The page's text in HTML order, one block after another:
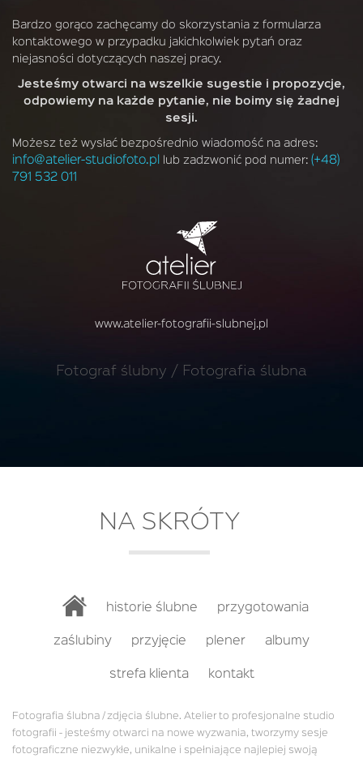
Bardzo gorąco zachęcamy do skorzystania z formularza
kontaktowego w przypadku jakichkolwiek pytań oraz
niejasności dotyczących naszej pracy.
Jesteśmy otwarci na wszelkie sugestie i propozycje,
odpowiemy na każde pytanie, nie boimy się żadnej
sesji.
Możesz też wysłać bezpośrednio wiadomość na adres:
info@atelier-studiofoto.pl lub zadzwonić pod numer: (+48)
791 532 011
www.atelier-fotografii-slubnej.pl
Fotograf ślubny / Fotografia ślubna
NA SKRÓTY
historie ślubne przygotowania
zaślubiny przyjęcie plener albumy
strefa klienta kontakt
Fotografia ślubna / zdjęcia ślubne. Atelier to profesjonalne studio
fotografii - jesteśmy otwarci na nowe wyzwania, tworzymy sesje
fotograficzne niezwykłe, unikalne i spełniające najlepiej swoją